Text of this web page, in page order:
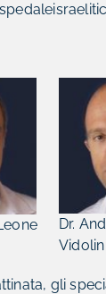
Dr.
Vidolin
gli